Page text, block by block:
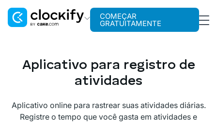
Gerenciamento de projetos
Pumble
Comunicação para equipes
COMEÇAR
GRATUITAMENTE
Aplicativo para registro de
atividades
Aplicativo online para rastrear suas atividades diárias.
Registre o tempo que você gasta em atividades e